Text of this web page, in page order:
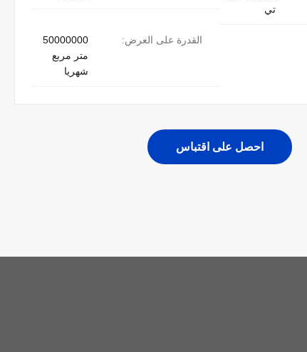
تي
القدرة على العرض:
50000000
متر مربع
شهريا
احصل على اقتباس